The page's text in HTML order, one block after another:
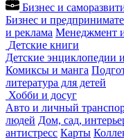
Бизнес и
Бизнес и
и реклама Менеджмент
Детские книги
Детские энциклопедии
Комиксы и манга
литература для детей
Хобби и досуг
Авто и личный
людей Дом, сад,
антистресс Карты